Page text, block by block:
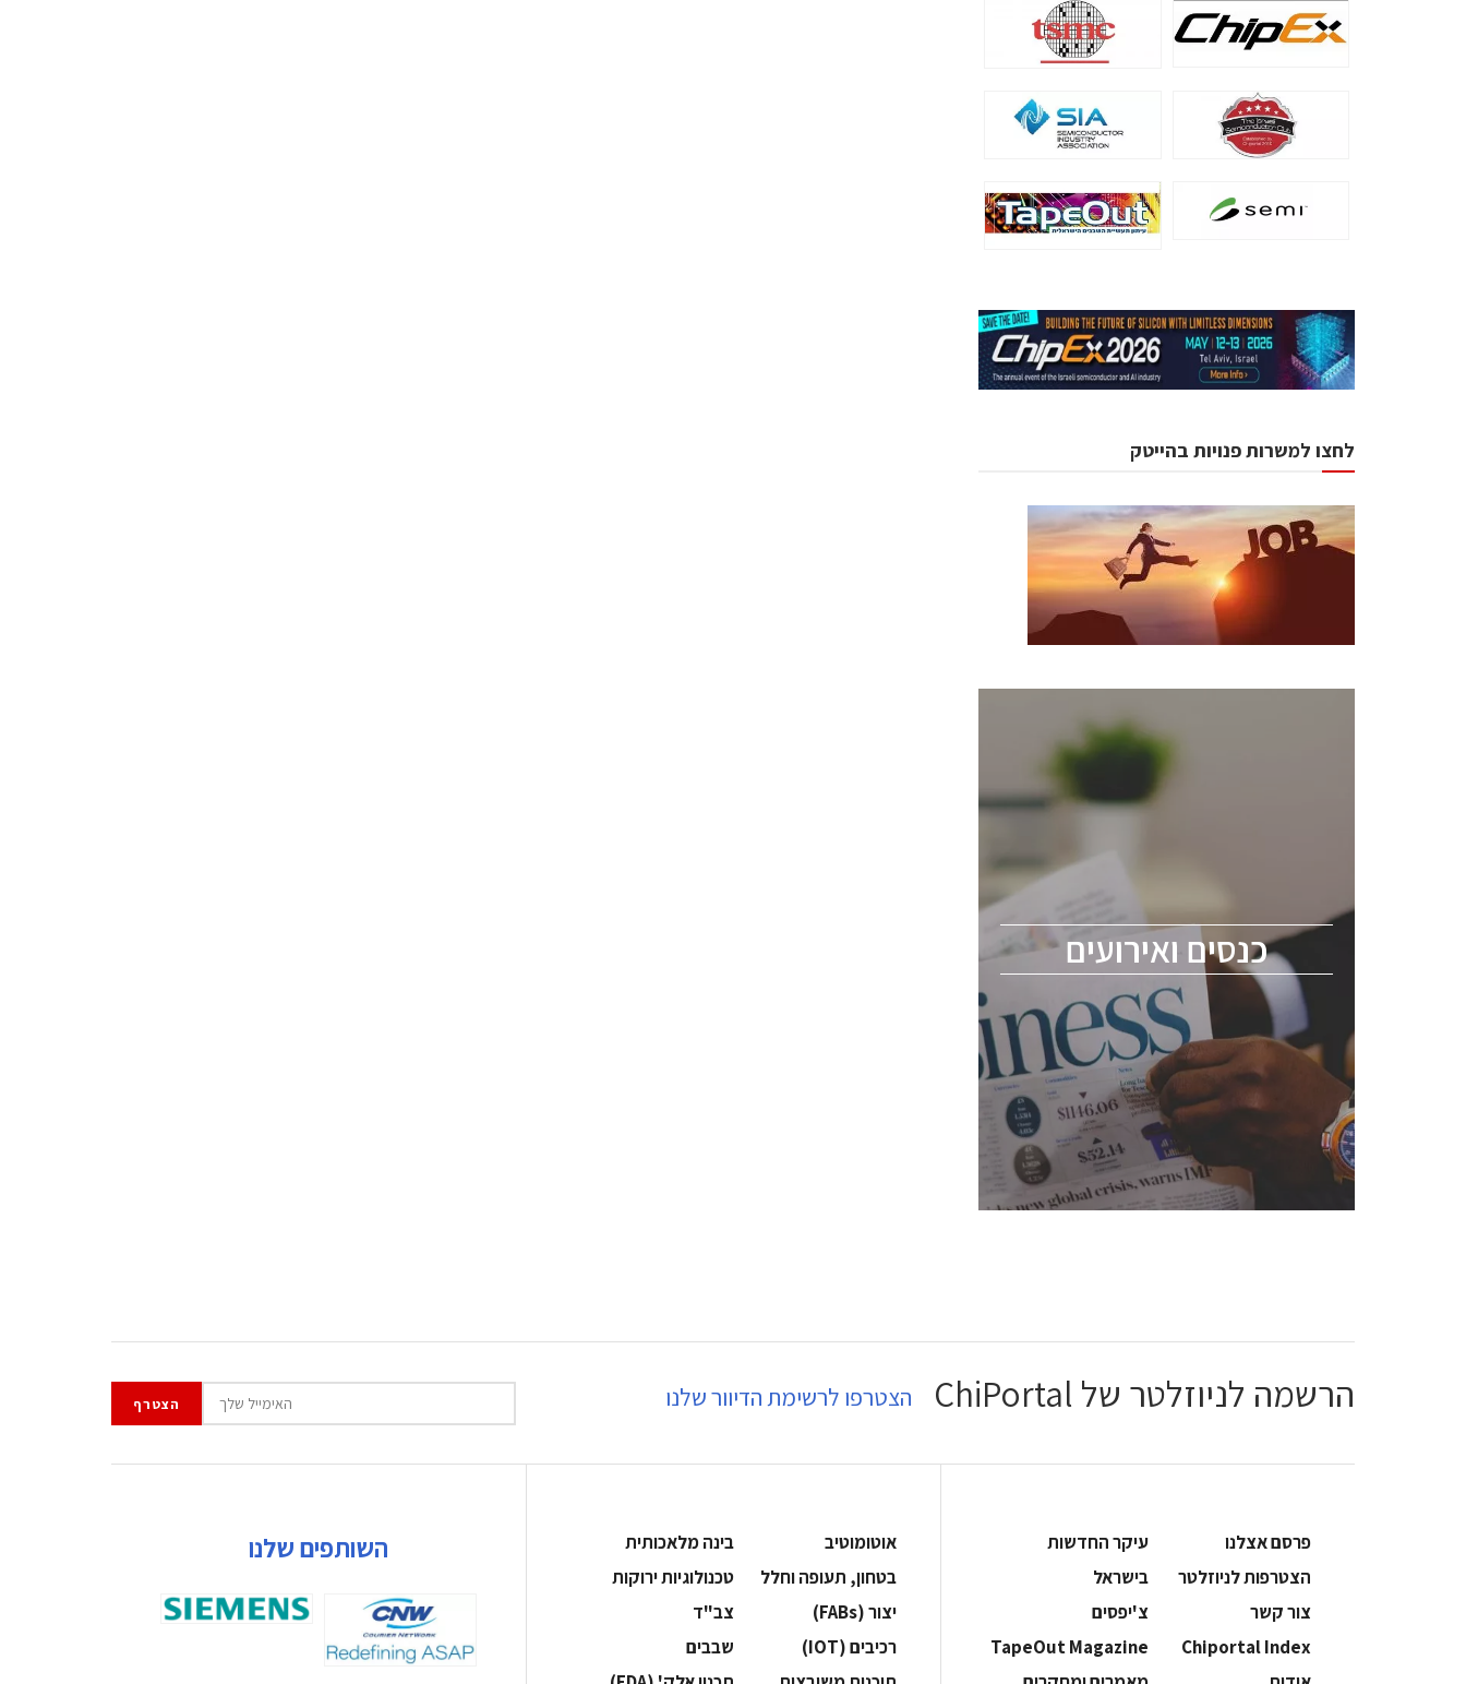
לחצו למשרות פנויות בהייטק
כנסים ואירועים
כנסים ואירועים
הסמיקונדקטור כולל מהנדסים, מומחים מקצועיים
ChipEx2026 will be held on May 12-13,
2026. The conference is intended for
everyone involved in the semiconductor
industry, including engineers, professional
experts, and senior executives.
לחץ לפרטים
הרשמה לניוזלטר של ChiPortal הצטרפו לרשימת הדיוור שלנו
פרסם אצלנו
עיקר החדשות
הצטרפות לניוזלטר
בישראל
צור קשר
צ'יפסים
Chiportal Index
TapeOut Magazine
אוטומוטיב
בינה מלאכותית
בטחון, תעופה וחלל
‫טכנולוגיות ירוקות‬
‫יצור (‪(FABs‬‬
‫צב"ד‬
‫רכיבים‬ (IOT)
‫שבבים‬
השותפים שלנו